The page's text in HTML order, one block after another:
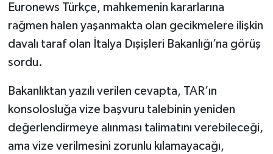
Euronews Türkçe, mahkemenin kararlarına
rağmen halen yaşanmakta olan gecikmelere ilişkin
davalı taraf olan İtalya Dışişleri Bakanlığı’na görüş
sordu.
Bakanlıktan yazılı verilen cevapta, TAR’ın
konsolosluğa vize başvuru talebinin yeniden
değerlendirmeye alınması talimatını verebileceği,
ama vize verilmesini zorunlu kılamayacağı,